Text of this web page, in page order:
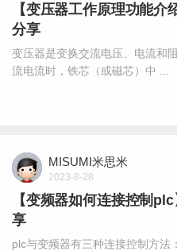
【变压器工作原理功能
分享
变压器是变换交流电压、电流和
流电流时，铁芯（或磁芯）中 ...
MISUMI米思米
2023-8-28
【变频器如何连接控制
享
plc与变频器有三种连接控制方法